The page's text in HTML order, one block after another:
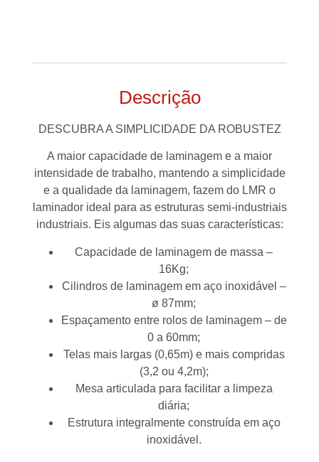
Descrição
DESCUBRA A SIMPLICIDADE DA ROBUSTEZ
A maior capacidade de laminagem e a maior
intensidade de trabalho, mantendo a simplicidade
e a qualidade da laminagem, fazem do LMR o
laminador ideal para as estruturas semi-industriais
industriais. Eis algumas das suas características:
Capacidade de laminagem de massa –
16Kg;
Cilindros de laminagem em aço inoxidável –
ø 87mm;
Espaçamento entre rolos de laminagem – de
0 a 60mm;
Telas mais largas (0,65m) e mais compridas
(3,2 ou 4,2m);
Mesa articulada para facilitar a limpeza
diária;
Estrutura integralmente construída em aço
inoxidável.